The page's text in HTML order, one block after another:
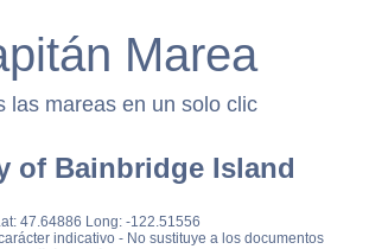
Marea
las mareas en un solo clic
of Bainbridge Island
47.64886 Long: -122.51556
indicativo - No sustituye a los documentos